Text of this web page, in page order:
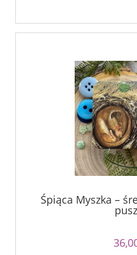
Śpiąca Myszka –